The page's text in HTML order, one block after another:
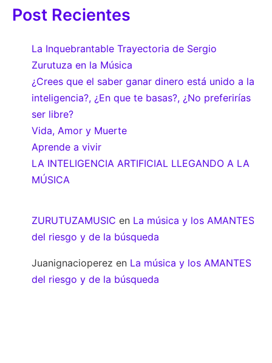
Post Recientes
La Inquebrantable Trayectoria de Sergio
Zurutuza en la Música
¿Crees que el saber ganar dinero está unido a la
inteligencia?, ¿En que te basas?, ¿No preferirías
ser libre?
Vida, Amor y Muerte
Aprende a vivir
LA INTELIGENCIA ARTIFICIAL LLEGANDO A LA
MÚSICA
ZURUTUZAMUSIC en La música y los AMANTES
del riesgo y de la búsqueda
Juanignacioperez en La música y los AMANTES
del riesgo y de la búsqueda